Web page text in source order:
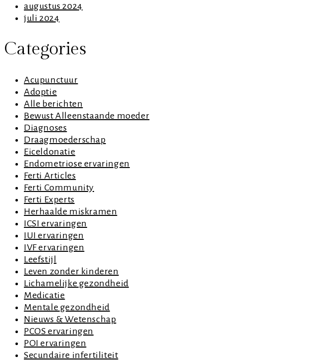
augustus 2024
juli 2024
Categories
Acupunctuur
Adoptie
Alle berichten
Bewust Alleenstaande moeder
Diagnoses
Draagmoederschap
Eiceldonatie
Endometriose ervaringen
Ferti Articles
Ferti Community
Ferti Experts
Herhaalde miskramen
ICSI ervaringen
IUI ervaringen
IVF ervaringen
Leefstijl
Leven zonder kinderen
Lichamelijke gezondheid
Medicatie
Mentale gezondheid
Nieuws & Wetenschap
PCOS ervaringen
POI ervaringen
Secundaire infertiliteit